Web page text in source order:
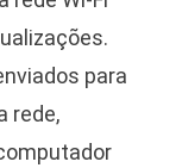
para
rede,